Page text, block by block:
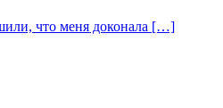
что меня доконала […]